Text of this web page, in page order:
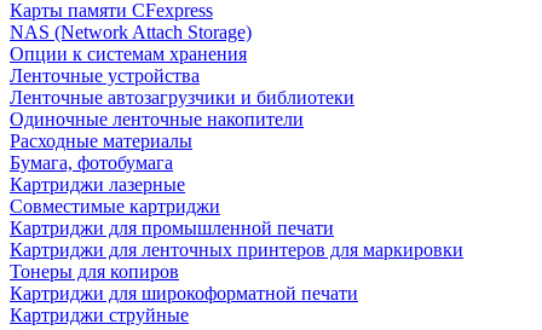
Карты памяти CFexpress
NAS (Network Attach Storage)
Опции к системам хранения
Ленточные устройства
Ленточные автозагрузчики и библиотеки
Одиночные ленточные накопители
Расходные материалы
Бумага, фотобумага
Картриджи лазерные
Совместимые картриджи
Картриджи для промышленной печати
Картриджи для ленточных принтеров для маркировки
Тонеры для копиров
Картриджи для широкоформатной печати
Картриджи струйные